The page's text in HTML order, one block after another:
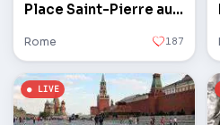
Place Saint-Pierre au Vatican
Rome 187